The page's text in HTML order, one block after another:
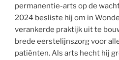
permanentie-arts op de
2024 besliste hij om in
verankerde praktijk uit te
brede eerstelijnszorg voor
patiënten. Als arts hecht hij